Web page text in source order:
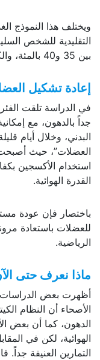
ويختلف هذا النموذج
التقليدية للشخص
بين 35 و40 بالمئة، والكربوهيدرات بين 40 و55 بالمئة.
إعادة تشكيل
في الدراسة تلقت
جداً بالدهون، مع
البدني، وخلال أيام
العضلات”، حيث أصبحت
استخدام الأكسجين
القدرة الهوائية.
باختصار فإن عودة
للعضلات باستعادة
الرياضية.
ماذا نعرف حتى
أظهرت بعض الدراسات
الأصحاء أن النظام
الدهون، كما أن بعض
الهوائية، لكن في
التمارين العنيفة